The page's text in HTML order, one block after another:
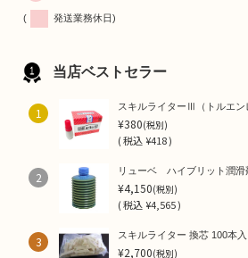
( 発送業務休日)
当店ベストセラー
1 スキルライターⅢ（トルエ
¥380(税別)
(税込¥418 )
2 リューベ ハイブリット潤
¥4,150(税別)
(税込¥4,565 )
3 スキルライター 換芯 100本入
¥2,700(税別)